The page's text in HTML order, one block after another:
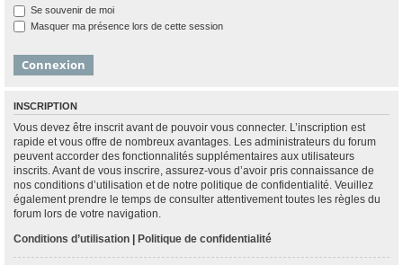
Se souvenir de moi
Masquer ma présence lors de cette session
INSCRIPTION
Vous devez être inscrit avant de pouvoir vous connecter. L’inscription est
rapide et vous offre de nombreux avantages. Les administrateurs du forum
peuvent accorder des fonctionnalités supplémentaires aux utilisateurs
inscrits. Avant de vous inscrire, assurez-vous d’avoir pris connaissance de
nos conditions d’utilisation et de notre politique de confidentialité. Veuillez
également prendre le temps de consulter attentivement toutes les règles du
forum lors de votre navigation.
Conditions d’utilisation | Politique de confidentialité